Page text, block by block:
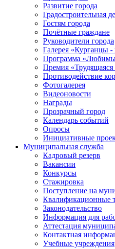
Развитие города
Градостроительная
Гостям города
Почётные граждане
Руководители города
Галерея «Курганцы -
Программа
Премия
Противодействие
Фотогалерея
Видеоновости
Награды
Прозрачный город
Календарь событий
Опросы
Инициативные
Муниципальная служба
Кадровый резерв
Вакансии
Конкурсы
Стажировка
Поступление на
Квалификационные
Законодательство
Информация для
Аттестация
Контактная
Учебные учреждения